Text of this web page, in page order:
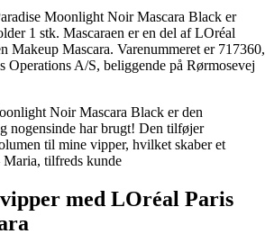
Moonlight Noir Mascara Black er
1 stk. Mascaraen er en del af LOréal
Makeup Mascara. Varenummeret er 717360,
Operations A/S, beliggende på Rørmosevej
Noir Mascara Black er den
nogensinde har brugt! Den tilføjer
til mine vipper, hvilket skaber et
tilfreds kunde
med LOréal Paris